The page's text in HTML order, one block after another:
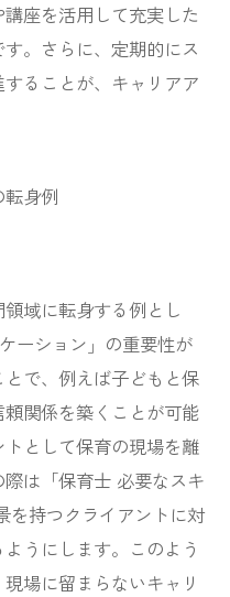
座を活用して充実した
。さらに、定期的にス
ることが、キャリアア
身例
域に転身する例とし
ーション」の重要性が
で、例えば子どもと保
関係を築くことが可能
として保育の現場を離
は「保育士 必要なスキ
を持つクライアントに対
うにします。このよう
場に留まらないキャリ